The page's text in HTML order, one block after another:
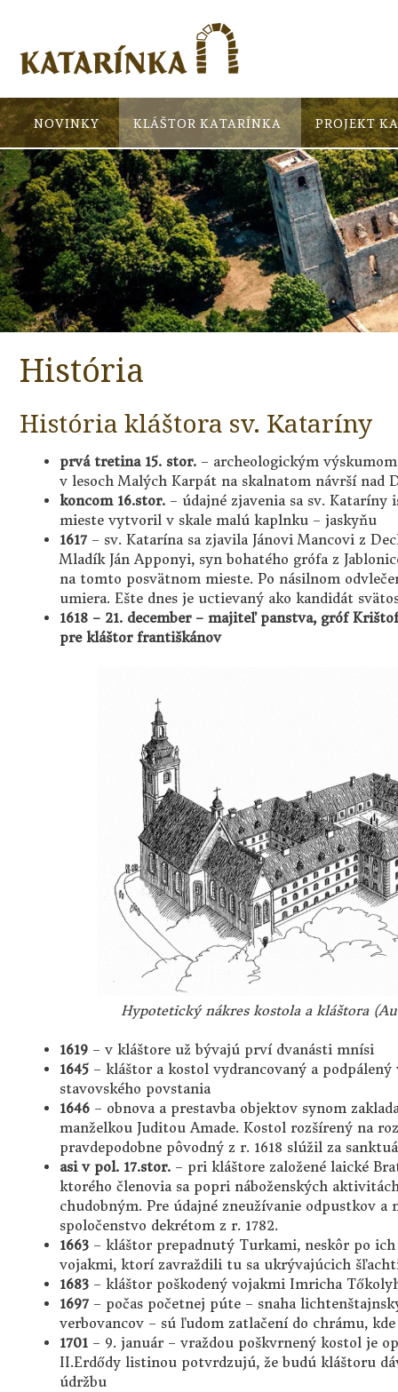
NOVINKY KLÁŠTOR KATARÍNKA PROJEKT
História
História kláštora sv. Kataríny
prvá tretina 15. stor. – archeologickým
v lesoch Malých Karpát na skalnatom návrší nad
koncom 16.stor. – údajné zjavenia sa sv.
mieste vytvoril v skale malú kaplnku – jaskyňu
1617 – sv. Katarína sa zjavila Jánovi Mancovi z
Mladík Ján Apponyi, syn bohatého grófa z
na tomto posvätnom mieste. Po násilnom
umiera. Ešte dnes je uctievaný ako kandidát
1618 – 21. december – majiteľ panstva, gróf
pre kláštor františkánov
Hypotetický nákres kostola a kláštora
1619 – v kláštore už bývajú prví dvanásti mnísi
1645 – kláštor a kostol vydrancovaný a podpálený
stavovského povstania
1646 – obnova a prestavba objektov synom
manželkou Juditou Amade. Kostol rozšírený na
pravdepodobne pôvodný z r. 1618 slúžil za
asi v pol. 17.stor. – pri kláštore založené laické
ktorého členovia sa popri náboženských
chudobným. Pre údajné zneužívanie odpustkov
spoločenstvo dekrétom z r. 1782.
1663 – kláštor prepadnutý Turkami, neskôr po
vojakmi, ktorí zavraždili tu sa ukrývajúcich
1683 – kláštor poškodený vojakmi Imricha
1697 – počas početnej púte – snaha
verbovancov – sú ľudom zatlačení do chrámu,
1701 – 9. január – vraždou poškvrnený kostol je
II.Erdődy listinou potvrdzujú, že budú kláštoru
údržbu